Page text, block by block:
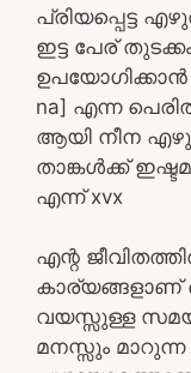
പ്രിയപ്പെട്ട
ഇട്ട പേര്
ഉപയോഗിക്കാന്‍
na] എന്ന
ആയി നീന
താങ്കള്‍ക്ക്
എന്ന് xvx
എന്റ
കാര്യങ്ങളാണ്
വയസ്സുള്ള
മനസ്സും